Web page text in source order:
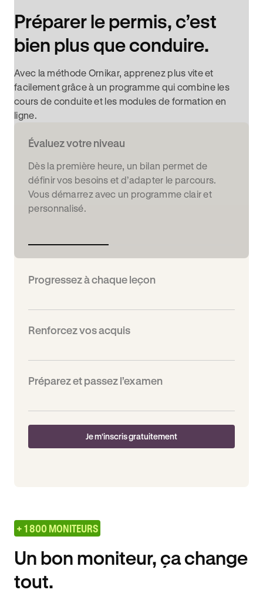
Préparer le permis, c’est
bien plus que conduire.
Avec la méthode Ornikar, apprenez plus vite et
facilement grâce à un programme qui combine les
cours de conduite et les modules de formation en
ligne.
Évaluez votre niveau
Dès la première heure, un bilan permet de
définir vos besoins et d’adapter le parcours.
Vous démarrez avec un programme clair et
personnalisé.
Progressez à chaque leçon
Renforcez vos acquis
Préparez et passez l’examen
Je m'inscris gratuitement
+ 1 800 MONITEURS
Un bon moniteur, ça change
tout.